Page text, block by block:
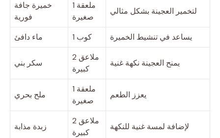
خميرة جافة
فورية
1 ملعقة
صغيرة
لتخمير العجينة بشكل مثالي
ماء دافئ 1 كوب يساعد في تنشيط الخميرة
سكر بني
2 ملاعق
كبيرة
يمنح العجينة نكهة غنية
ملح بحري
1 ملعقة
صغيرة
يعزز الطعم
زبدة مذابة
2 ملاعق
كبيرة
لإضافة لمسة غنية للنكهة